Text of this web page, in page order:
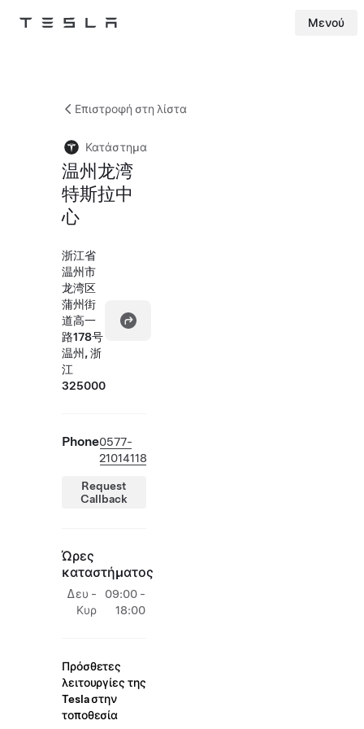
Tesla Μενού
Επιστροφή στη λίστα
Κατάστημα
温州龙湾
特斯拉中
心
浙江省
温州市
龙湾区
蒲州街
道高一
路178号
温州, 浙
江
325000
Phone0577-
21014118
Request
Callback
Ώρες
καταστήματος
Δευ -
Κυρ
09:00 -
18:00
Πρόσθετες
λειτουργίες της
Tesla στην
τοποθεσία